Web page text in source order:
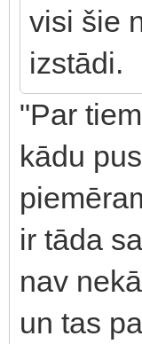
visi šie
izstādi.
"Par
kādu
ir tāda
nav
un tas